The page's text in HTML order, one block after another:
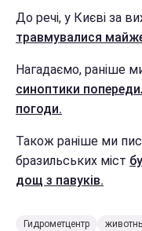
До речі, у Києві за
травмувалися
Нагадаємо, раніше
синоптики
погоди.
Також раніше ми
бразильських міст
дощ з павуків.
Гидрометцентр